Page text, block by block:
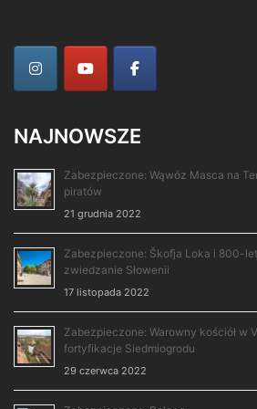
NAJNOWSZE
Zabezpieczone: Wąwóz Masca na
piratów
21 grudnia 2022
Zabezpieczone: Škofja Loka i 800-
zwiedzanie Słowenii
17 listopada 2022
Zabezpieczone: Warowny kościół w
fortyfikacje Siedmiogrodu
29 czerwca 2022